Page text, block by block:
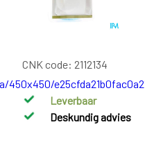
CNK code: 2112134
Leverbaar
Deskundig advies